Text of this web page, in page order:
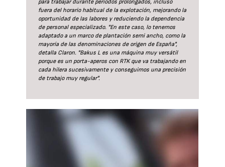
para trabajar durante periodos prolongados, incluso
fuera del horario habitual de la explotación, mejorando la
oportunidad de las labores y reduciendo la dependencia
de personal especializado. "En este caso, lo tenemos
adaptado a un marco de plantación semi ancho, como la
mayoría de las denominaciones de origen de España",
detalla Claron. "Bakus L es una máquina muy versátil
porque es un porta-aperos con RTK que va trabajando en
cada hilera sucesivamente y conseguimos una precisión
de trabajo muy regular".